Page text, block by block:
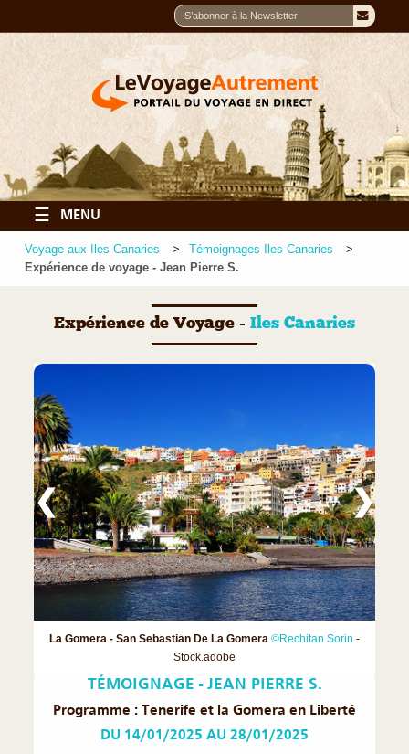
☰ MENU
Voyage aux Iles Canaries
Témoignages Iles Canaries
Expérience de voyage - Jean Pierre S.
Expérience de Voyage - Iles Canaries
La Gomera - San Sebastian De La Gomera ©Rechitan Sorin -
Stock.adobe
❮ ❯
TÉMOIGNAGE - JEAN PIERRE S.
Programme : Tenerife et la Gomera en Liberté
DU 14/01/2025 AU 28/01/2025